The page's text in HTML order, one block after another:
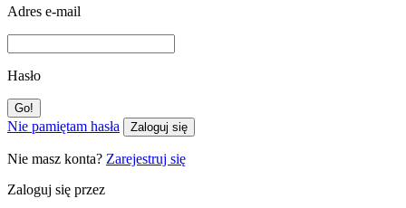
Adres e-mail
Hasło
Nie pamiętam hasła Zaloguj się
Nie masz konta? Zarejestruj się
Zaloguj się przez